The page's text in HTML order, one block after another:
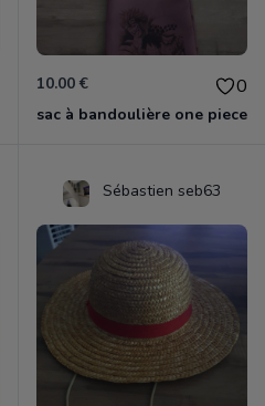
10.00 € 0
sac à bandoulière one piece
Sébastien seb63